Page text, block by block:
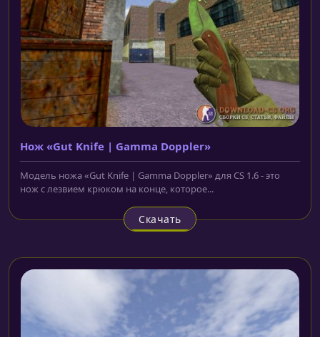
Нож «Gut Knife | Gamma Doppler»
Модель ножа «Gut Knife | Gamma Doppler» для CS 1.6 - это
нож с лезвием крюком на конце, которое...
Скачать